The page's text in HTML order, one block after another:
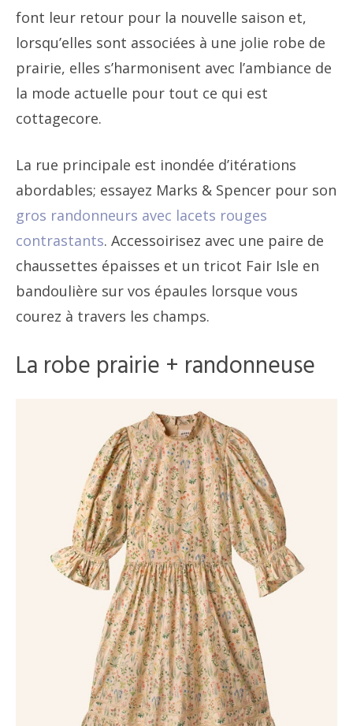
font leur retour pour la nouvelle saison et,
lorsqu’elles sont associées à une jolie robe de
prairie, elles s’harmonisent avec l’ambiance de
la mode actuelle pour tout ce qui est
cottagecore.
La rue principale est inondée d’itérations
abordables; essayez Marks & Spencer pour son
gros randonneurs avec lacets rouges
contrastants. Accessoirisez avec une paire de
chaussettes épaisses et un tricot Fair Isle en
bandoulière sur vos épaules lorsque vous
courez à travers les champs.
La robe prairie + randonneuse